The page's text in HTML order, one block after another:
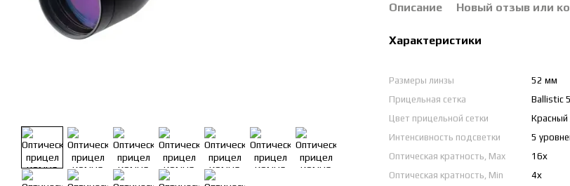
Описание Новый отзыв или
Характеристики
Размеры линзы
52 мм
Прицельная сетка
Ballistic
Цвет прицельной сетки
Красный
Интенсивность подсветки
5
Оптическая кратность, Max
16х
Оптическая кратность, Min
4х